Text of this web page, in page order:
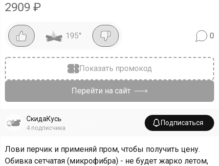
2909 ₽
195° 0
Показать промокод
Перейти на сайт
СкидаКусь
4 подписчика
Подписаться
Лови перчик и применяй пром, чтобы получить цену.
Обивка сетчатая (микрофибра) - не будет жарко летом,